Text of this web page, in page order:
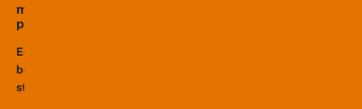
a
r
d
b
e
i
er
bekend
over
de
m
p
l
s
v
o
Ecologisch
bermbeheer
staat